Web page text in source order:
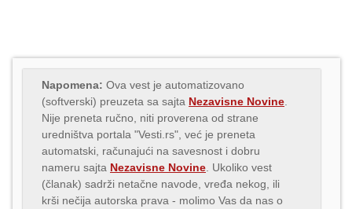
Napomena: Ova vest je automatizovano
(softverski) preuzeta sa sajta Nezavisne Novine
Nije preneta ručno, niti proverena od strane
uredništva portala "Vesti.rs", već je preneta
automatski, računajući na savesnost i dobru
nameru sajta Nezavisne Novine . Ukoliko vest
(članak) sadrži netačne navode, vređa nekog, ili
krši nečija autorska prava - molimo Vas da nas o